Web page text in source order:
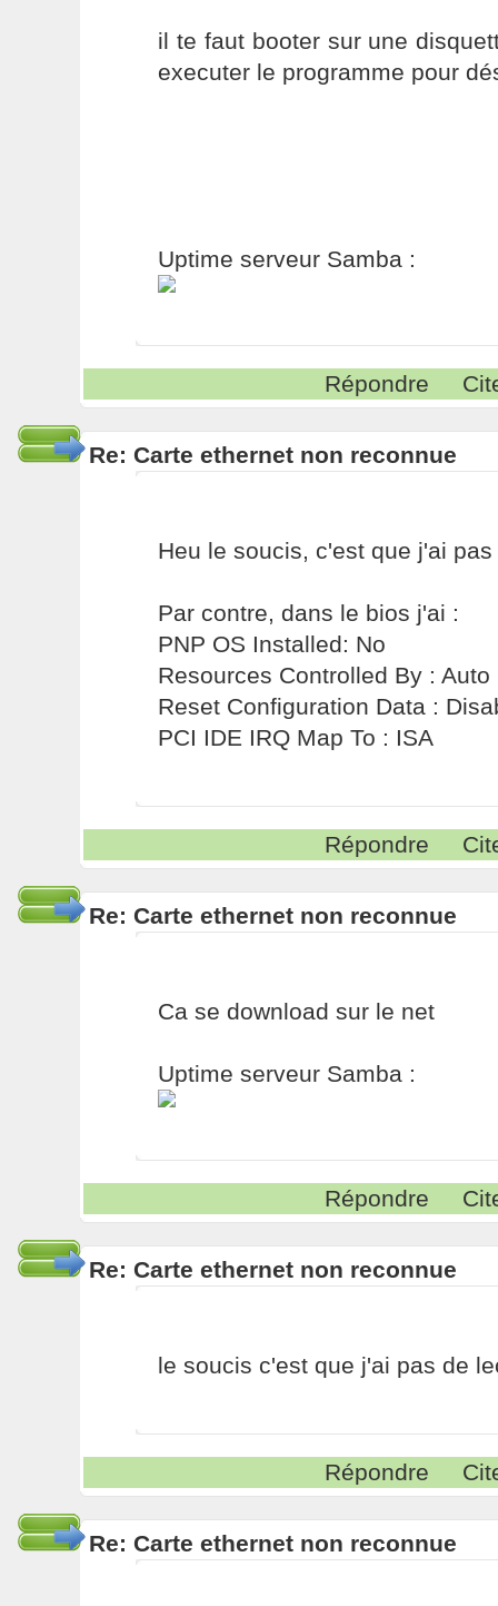
il te faut booter sur une
executer le programme pour
Uptime serveur Samba :
Répondre
Re: Carte ethernet non reconnue
Heu le soucis, c'est que j'ai
Par contre, dans le bios j'ai :
PNP OS Installed: No
Resources Controlled By : Auto
Reset Configuration Data :
PCI IDE IRQ Map To : ISA
Répondre
Re: Carte ethernet non reconnue
Ca se download sur le net
Uptime serveur Samba :
Répondre
Re: Carte ethernet non reconnue
le soucis c'est que j'ai pas de
Répondre
Re: Carte ethernet non reconnue